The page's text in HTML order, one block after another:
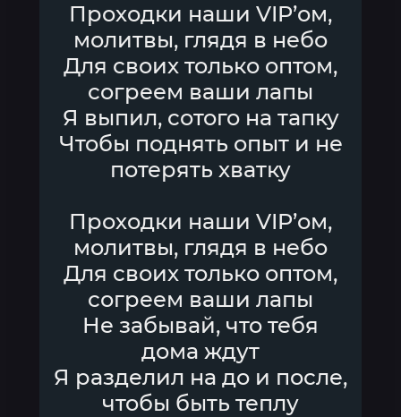
Проходки наши VIP’ом,
молитвы, глядя в небо
Для своих только оптом,
согреем ваши лапы
Я выпил, сотого на тапку
Чтобы поднять опыт и не
потерять хватку
Проходки наши VIP’ом,
молитвы, глядя в небо
Для своих только оптом,
согреем ваши лапы
Не забывай, что тебя
дома ждут
Я разделил на до и после,
чтобы быть теплу